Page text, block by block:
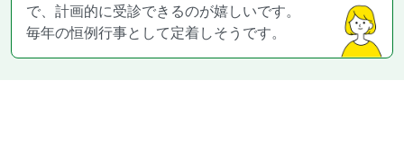
で、計画的に受診できるのが嬉しいです。
毎年の恒例行事として定着しそうです。